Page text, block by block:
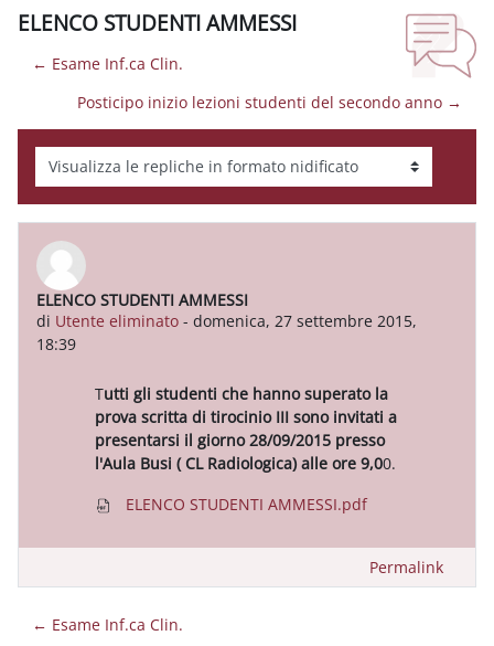
ELENCO STUDENTI AMMESSI
← Esame Inf.ca Clin.
Posticipo inizio lezioni studenti del secondo anno →
Modalità visualizzazione
ELENCO STUDENTI AMMESSI
di Utente eliminato - domenica, 27 settembre 2015,
18:39
Numero di risposte: 0
Tutti gli studenti che hanno superato la
prova scritta di tirocinio III sono invitati a
presentarsi il giorno 28/09/2015 presso
l'Aula Busi ( CL Radiologica) alle ore 9,00.
ELENCO STUDENTI AMMESSI.pdf
Permalink
← Esame Inf.ca Clin.